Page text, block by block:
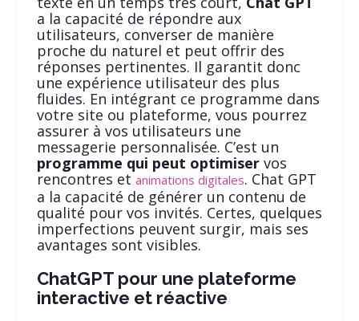
a la capacité de répondre aux
utilisateurs, converser de manière
proche du naturel et peut offrir des
réponses pertinentes. Il garantit donc
une expérience utilisateur des plus
fluides. En intégrant ce programme dans
votre site ou plateforme, vous pourrez
assurer à vos utilisateurs une
messagerie personnalisée. C’est un
programme qui peut optimiser vos
rencontres et animations digitales. Chat GPT
a la capacité de générer un contenu de
qualité pour vos invités. Certes, quelques
imperfections peuvent surgir, mais ses
avantages sont visibles.
ChatGPT pour une plateforme
interactive et réactive